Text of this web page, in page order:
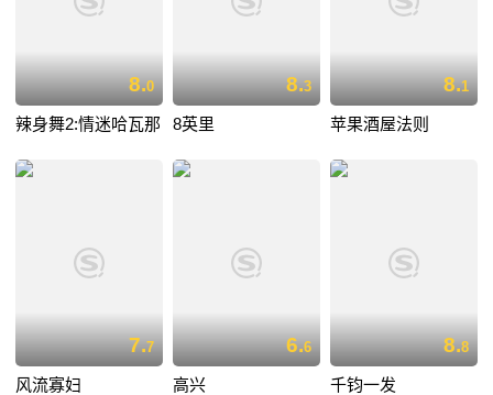
8.0
辣身舞2:情迷哈瓦那
8.3
8英里
8.1
苹果酒屋法则
7.7
风流寡妇
6.6
高兴
8.8
千钧一发